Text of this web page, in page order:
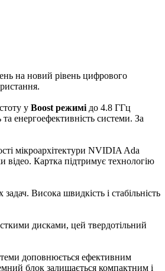
на новий рівень цифрового
у Boost режимі до 4.8 ГГц
енергоефективність системи. За
мікроархітектури NVIDIA Ada
відео. Картка підтримує технологію
Висока швидкість і стабільність
дисками, цей твердотільний
доповнюється ефективним
блок залишається компактним і